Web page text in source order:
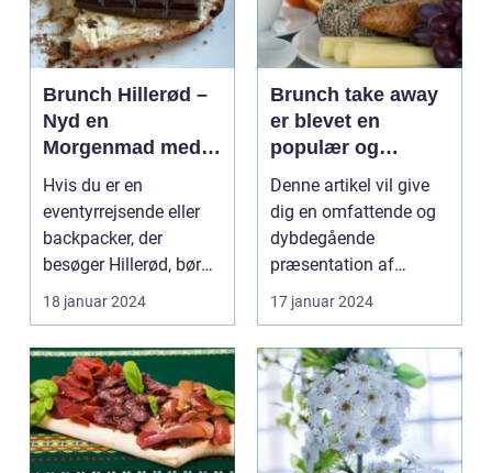
Brunch Hillerød –
Nyd en
Morgenmad med
Et Twist
Hvis du er en
eventyrrejsende eller
backpacker, der
besøger Hillerød, bør
du ikke gå glip af
byens f...
18 januar 2024
Brunch take away
er blevet en
populær og
praktisk måde at
nyde en lækker
brunchoplevelse
på, uanset hvor
man befinder sig
Denne artikel vil give
dig en omfattende og
dybdegående
præsentation af
brunch take away og
de vigti...
17 januar 2024